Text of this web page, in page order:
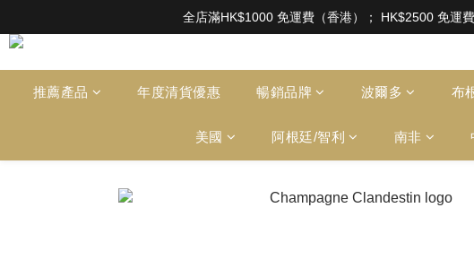
根據香港法律，不得在業務過程中，向未成年人售賣或供應令人醺醉
全店滿HK$1000 免運費（香港）； HK$2500 免運
根據香港法律，不得在業務過程中，向未成年人售賣或供應令人醺醉
推薦產品 年度清貨優惠 暢銷品牌 波爾多 布
美國 阿根廷/智利 南非